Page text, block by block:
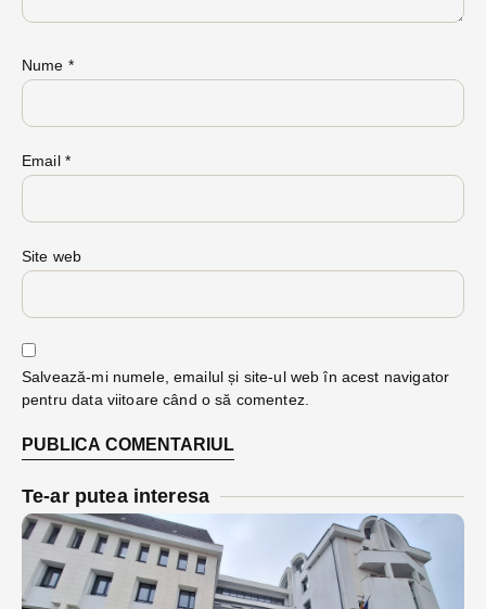
Nume *
Email *
Site web
Salvează-mi numele, emailul și site-ul web în acest navigator
pentru data viitoare când o să comentez.
Te-ar putea interesa